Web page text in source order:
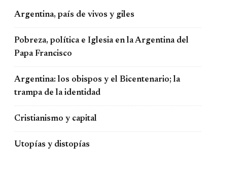
Argentina, país de vivos y giles
Pobreza, política e Iglesia en la Argentina del
Papa Francisco
Argentina: los obispos y el Bicentenario; la
trampa de la identidad
Cristianismo y capital
Utopías y distopías